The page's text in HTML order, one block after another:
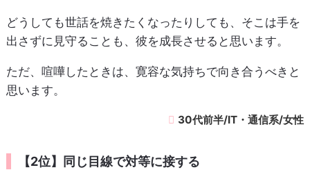
どうしても世話を焼きたくなったりしても、そこは手を
出さずに見守ることも、彼を成長させると思います。
ただ、喧嘩したときは、寛容な気持ちで向き合うべきと
思います。
30代前半/IT・通信系/女性
【2位】同じ目線で対等に接する